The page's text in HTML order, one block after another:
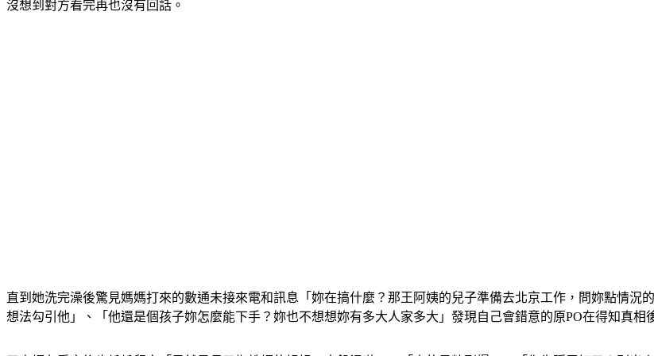
沒想到對方看完再也沒有回話。
直到她洗完澡後驚見媽媽打來的數通未接來電和訊息「妳在搞什麼？那王阿姨的兒子準備去北京工作，問妳點情
想法勾引他」、「他還是個孩子妳怎麼能下手？妳也不想想妳有多大人家多大」發現自己會錯意的原PO在得知真相